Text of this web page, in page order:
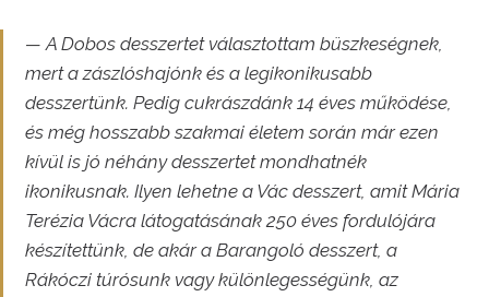
— A Dobos desszertet választottam büszkeségnek,
mert a zászlóshajónk és a legikonikusabb
desszertünk. Pedig cukrászdánk 14 éves működése,
és még hosszabb szakmai életem során már ezen
kívül is jó néhány desszertet mondhatnék
ikonikusnak. Ilyen lehetne a Vác desszert, amit Mária
Terézia Vácra látogatásának 250 éves fordulójára
készítettünk, de akár a Barangoló desszert, a
Rákóczi túrósunk vagy különlegességünk, az